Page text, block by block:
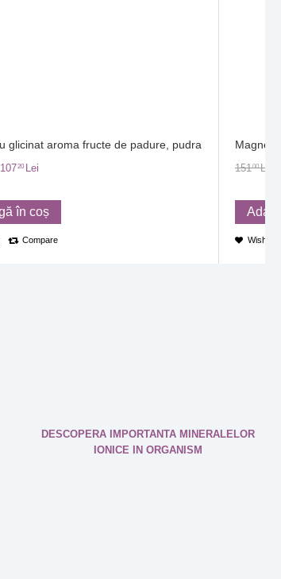
glicinat aroma fructe de padure, pudra
10720 Lei
în coș
Compare
15100Lei
Wishlist
DESCOPERA IMPORTANTA MINERALELOR
IONICE IN ORGANISM